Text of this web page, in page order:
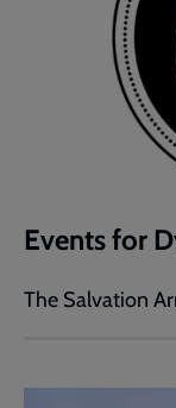
Events for
The Salvation